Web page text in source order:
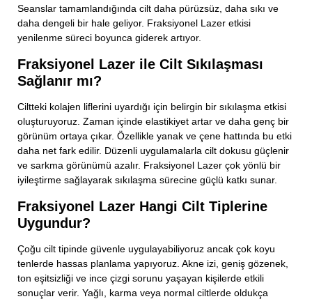
Seanslar tamamlandığında cilt daha pürüzsüz, daha sıkı ve
daha dengeli bir hale geliyor. Fraksiyonel Lazer etkisi
yenilenme süreci boyunca giderek artıyor.
Fraksiyonel Lazer ile Cilt Sıkılaşması
Sağlanır mı?
Ciltteki kolajen liflerini uyardığı için belirgin bir sıkılaşma etkisi
oluşturuyoruz. Zaman içinde elastikiyet artar ve daha genç bir
görünüm ortaya çıkar. Özellikle yanak ve çene hattında bu etki
daha net fark edilir. Düzenli uygulamalarla cilt dokusu güçlenir
ve sarkma görünümü azalır. Fraksiyonel Lazer çok yönlü bir
iyileştirme sağlayarak sıkılaşma sürecine güçlü katkı sunar.
Fraksiyonel Lazer Hangi Cilt Tiplerine
Uygundur?
Çoğu cilt tipinde güvenle uygulayabiliyoruz ancak çok koyu
tenlerde hassas planlama yapıyoruz. Akne izi, geniş gözenek,
ton eşitsizliği ve ince çizgi sorunu yaşayan kişilerde etkili
sonuçlar verir. Yağlı, karma veya normal ciltlerde oldukça